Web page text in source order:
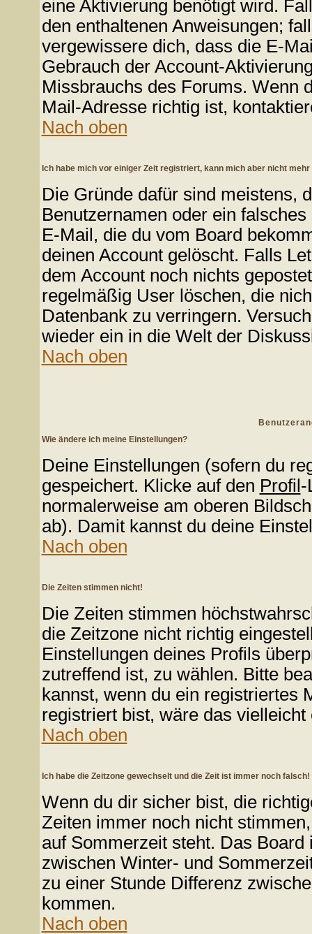
eine Aktivierung benötigt wird.
den enthaltenen Anweisungen;
vergewissere dich, dass die E-
Gebrauch der Account-
Missbrauchs des Forums. Wenn
Mail-Adresse richtig ist,
Nach oben
Ich habe mich vor einiger Zeit registriert, kann mich aber nicht mehr
Die Gründe dafür sind meistens,
Benutzernamen oder ein
E-Mail, die du vom Board
deinen Account gelöscht. Falls
dem Account noch nichts
regelmäßig User löschen, die
Datenbank zu verringern.
wieder ein in die Welt der
Nach oben
Wie ändere ich meine Einstellungen?
Deine Einstellungen (sofern du
gespeichert. Klicke auf den Profil -
normalerweise am oberen
ab). Damit kannst du deine
Nach oben
Die Zeiten stimmen nicht!
Die Zeiten stimmen
die Zeitzone nicht richtig
Einstellungen deines Profils
zutreffend ist, zu wählen. Bitte
kannst, wenn du ein registriertes
registriert bist, wäre das
Nach oben
Ich habe die Zeitzone gewechselt und die Zeit ist immer noch falsch!
Wenn du dir sicher bist, die
Zeiten immer noch nicht
auf Sommerzeit steht. Das
zwischen Winter- und
zu einer Stunde Differenz
kommen.
Nach oben